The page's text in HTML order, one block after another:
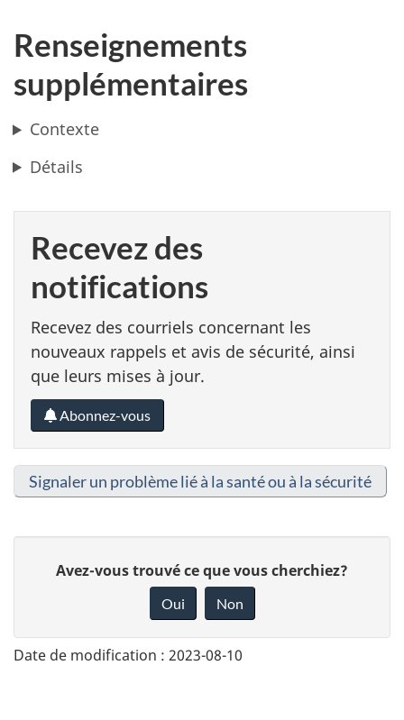
Renseignements
supplémentaires
Contexte
Détails
Recevez des
notifications
Recevez des courriels concernant les
nouveaux rappels et avis de sécurité, ainsi
que leurs mises à jour.
Abonnez-vous
Signaler un problème lié à la santé ou à la sécurité
n
Avez-vous trouvé ce que vous cherchiez?
Oui Non
Date de modification : 2023-08-10